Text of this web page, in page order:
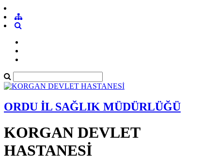
ORDU İL SAĞLIK MÜDÜRLÜĞÜ
KORGAN DEVLET
HASTANESİ